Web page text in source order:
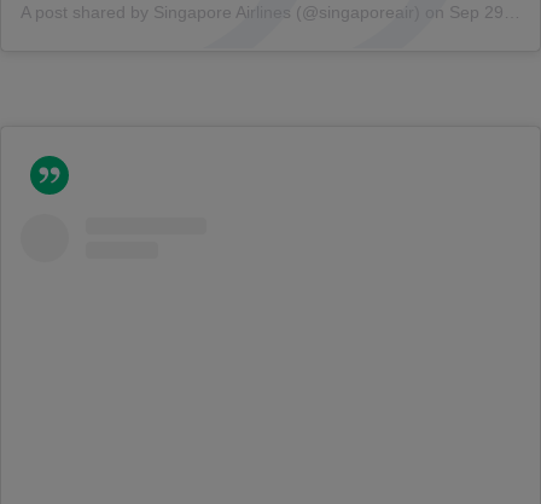
A post shared by Singapore Airlines (@singaporeair) on Sep 29, 2018 at 1:36am PDT